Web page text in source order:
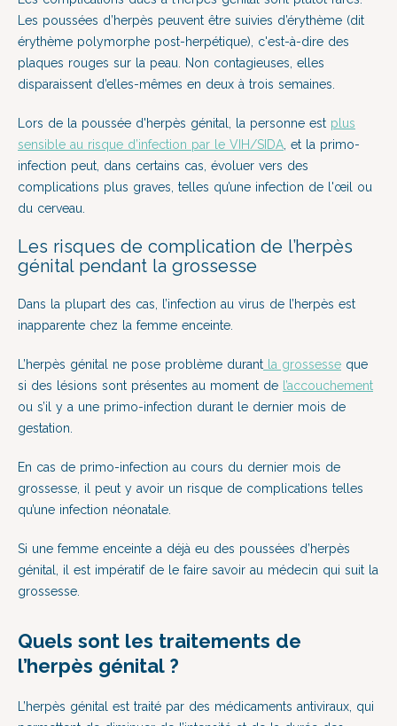
Les poussées d’herpès peuvent être suivies d’érythème (dit
érythème polymorphe post-herpétique), c'est-à-dire des
plaques rouges sur la peau. Non contagieuses, elles
disparaissent d’elles-mêmes en deux à trois semaines.
Lors de la poussée d'herpès génital, la personne est plus
sensible au risque d’infection par le VIH/SIDA , et la primo-
infection peut, dans certains cas, évoluer vers des
complications plus graves, telles qu’une infection de l'œil ou
du cerveau.
Les risques de complication de l’herpès
génital pendant la grossesse
Dans la plupart des cas, l’infection au virus de l’herpès est
inapparente chez la femme enceinte.
L’herpès génital ne pose problème durant la grossesse que
si des lésions sont présentes au moment de l’accouchement
ou s’il y a une primo-infection durant le dernier mois de
gestation.
En cas de primo-infection au cours du dernier mois de
grossesse, il peut y avoir un risque de complications telles
qu’une infection néonatale.
Si une femme enceinte a déjà eu des poussées d’herpès
génital, il est impératif de le faire savoir au médecin qui suit la
grossesse.
Quels sont les traitements de
l’herpès génital ?
L’herpès génital est traité par des médicaments antiviraux, qui